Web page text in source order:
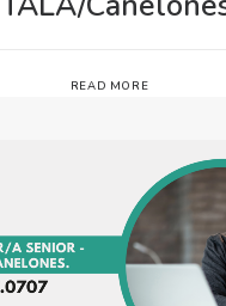
READ MORE